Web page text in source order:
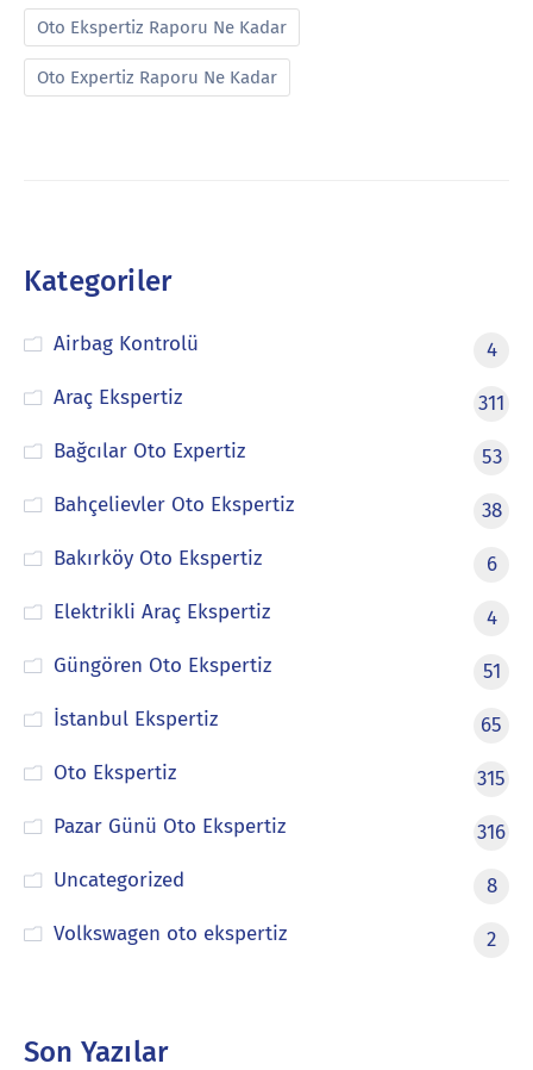
Oto Ekspertiz Raporu Ne Kadar
Oto Expertiz Raporu Ne Kadar
Kategoriler
Airbag Kontrolü
4
Araç Ekspertiz
311
Bağcılar Oto Expertiz
53
Bahçelievler Oto Ekspertiz
38
Bakırköy Oto Ekspertiz
6
Elektrikli Araç Ekspertiz
4
Güngören Oto Ekspertiz
51
İstanbul Ekspertiz
65
Oto Ekspertiz
315
Pazar Günü Oto Ekspertiz
316
Uncategorized
8
Volkswagen oto ekspertiz
2
Son Yazılar